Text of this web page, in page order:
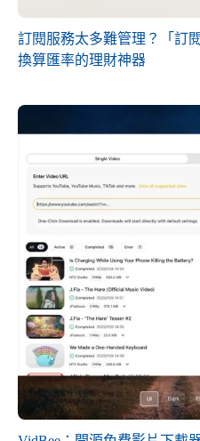
訂閱服務太多難管理？「訂
換算匯率的理財神器